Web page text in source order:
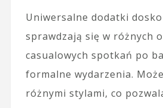
Uniwersalne dodatki
sprawdzają się w różnych
casualowych spotkań po
formalne wydarzenia.
różnymi stylami, co